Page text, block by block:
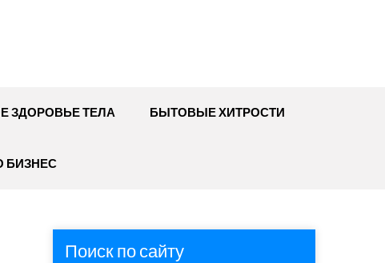
ЗДОРОВЬЕ ТЕЛА БЫТОВЫЕ ХИТРОСТИ
БИЗНЕС
Поиск по сайту